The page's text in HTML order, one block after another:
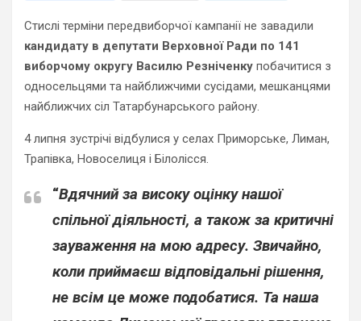
Стислі терміни передвиборчої кампанії не завадили
кандидату в депутати Верховної Ради по 141
виборчому округу Василю Резніченку побачитися з
односельцями та найближчими сусідами, мешканцями
найближчих сіл Татарбунарського району.
4 липня зустрічі відбулися у селах Приморське, Лиман,
Трапівка, Новоселиця і Білолісся.
“Вдячний за високу оцінку нашої
спільної діяльності, а також за критичні
зауваження на мою адресу. Звичайно,
коли приймаєш відповідальні рішення,
не всім це може подобатися. Та наша